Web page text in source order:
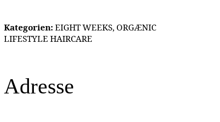
Kategorien: EIGHT WEEKS, ORGÆNIC
LIFESTYLE HAIRCARE
Adresse